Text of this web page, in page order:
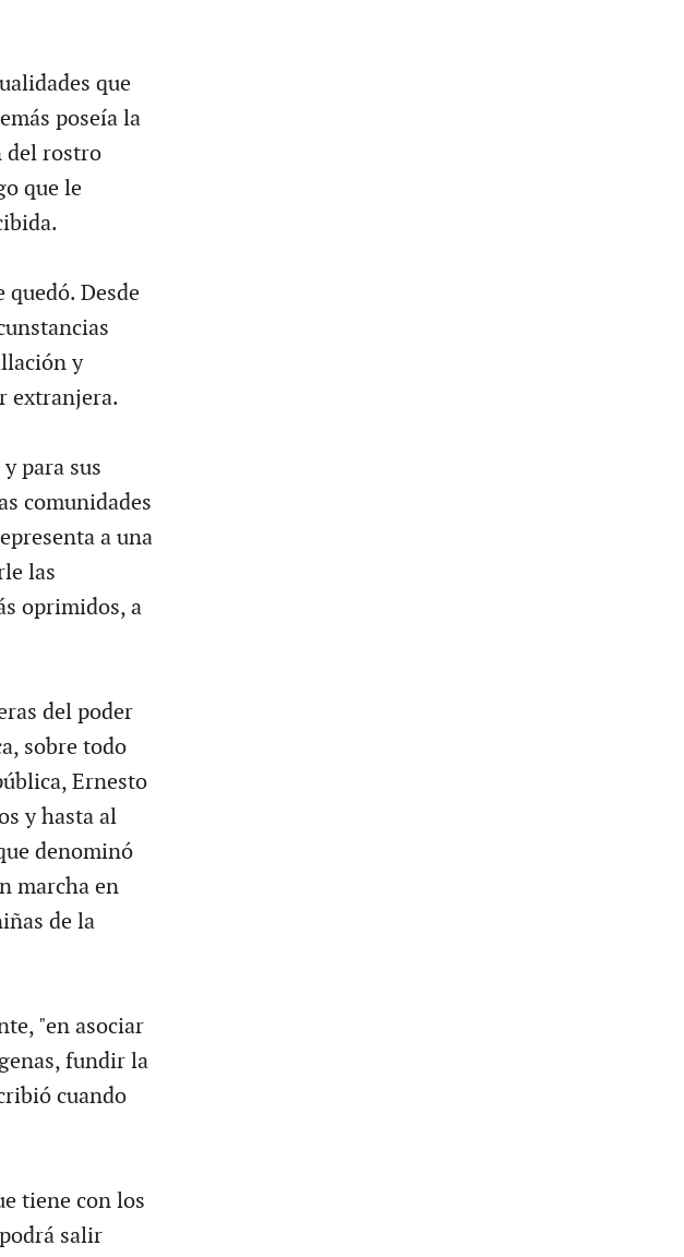
que
poseía la
del rostro
que le
Desde
y
extranjera.
para sus
comunidades
a una
las
oprimidos, a
del poder
sobre todo
Ernesto
y hasta al
denominó
marcha en
de la
"en asociar
fundir la
cuando
tiene con los
salir